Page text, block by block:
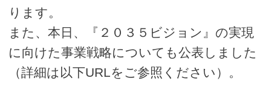
ります。
また、本日、『２０３５ビジョン』の実現
に向けた事業戦略についても公表しました
（詳細は以下URLをご参照ください）。